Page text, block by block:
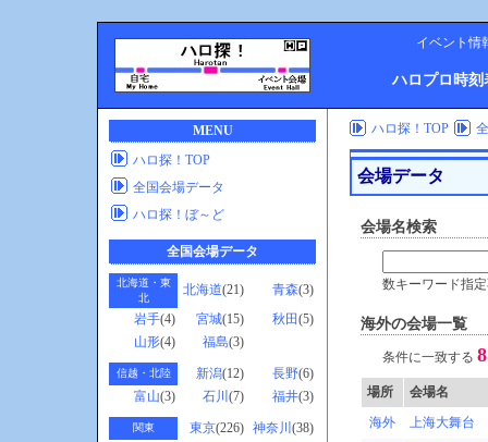
イベント情
ハロプロ時刻
MENU
ハロ探！TOP
全国会場データ
ハロ探！ぼ～ど
全国会場データ
北海道・東
北
北海道(21) 青森(3)
岩手(4) 宮城(15) 秋田(5)
山形(4) 福島(3)
信越・北陸 新潟(12) 長野(6)
富山(3) 石川 (7) 福井(3)
関東 東京(226) 神奈川 (38)
ハロ探！TOP
会場データ
会場名検索
数キーワード指
海外の会場一覧
条件に一致する 8
場所
会場名
海外
上海大舞台